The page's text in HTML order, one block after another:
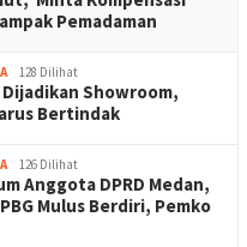
Pemadaman
128 Dilihat
Dijadikan Showroom,
Bertindak
126 Dilihat
Anggota DPRD Medan,
Mulus Berdiri, Pemko